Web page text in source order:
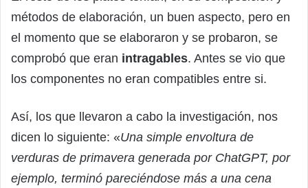
métodos de elaboración, un buen aspecto, pero en
el momento que se elaboraron y se probaron, se
comprobó que eran intragables. Antes se vio que
los componentes no eran compatibles entre si.
Así, los que llevaron a cabo la investigación, nos
dicen lo siguiente: «Una simple envoltura de
verduras de primavera generada por ChatGPT, por
ejemplo, terminó pareciéndose más a una cena